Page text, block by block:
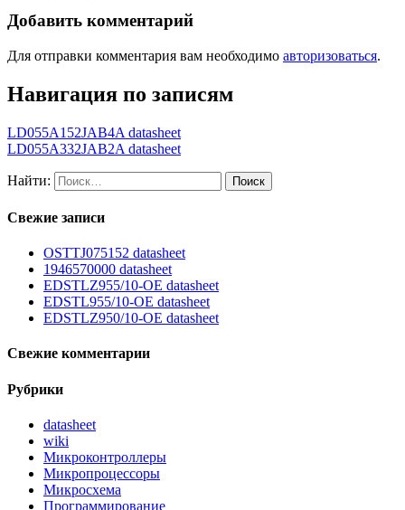
Добавить комментарий
Для отправки комментария вам необходимо авторизоваться.
Навигация по записям
LD055A152JAB4A datasheet
LD055A332JAB2A datasheet
Найти:
Свежие записи
OSTTJ075152 datasheet
1946570000 datasheet
EDSTLZ955/10-OE datasheet
EDSTL955/10-OE datasheet
EDSTLZ950/10-OE datasheet
Свежие комментарии
Рубрики
datasheet
wiki
Микроконтроллеры
Микропроцессоры
Микросхема
Программирование